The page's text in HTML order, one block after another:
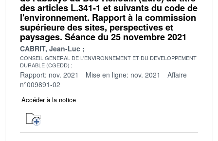
des articles L.341-1 et suivants du code de
l'environnement. Rapport à la commission
supérieure des sites, perspectives et
paysages. Séance du 25 novembre 2021
CABRIT, Jean-Luc
CONSEIL GENERAL DE L'ENVIRONNEMENT ET DU DEVELOPPEMENT
DURABLE (CGEDD)
Rapport: nov. 2021 Mise en ligne: nov. 2021
Affaire
n°009891-02
Accéder à la notice